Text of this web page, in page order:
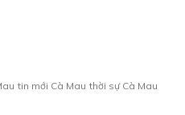
tin mới Cà Mau thời sự Cà Mau